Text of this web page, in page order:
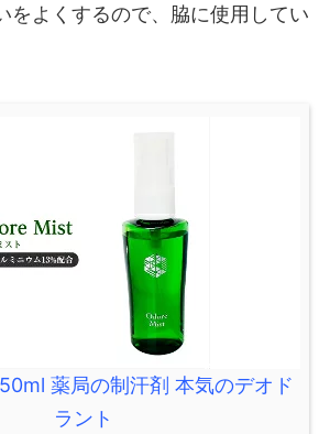
をよくするので、脇に使用してい
薬局の制汗剤 本気のデオド
ラント